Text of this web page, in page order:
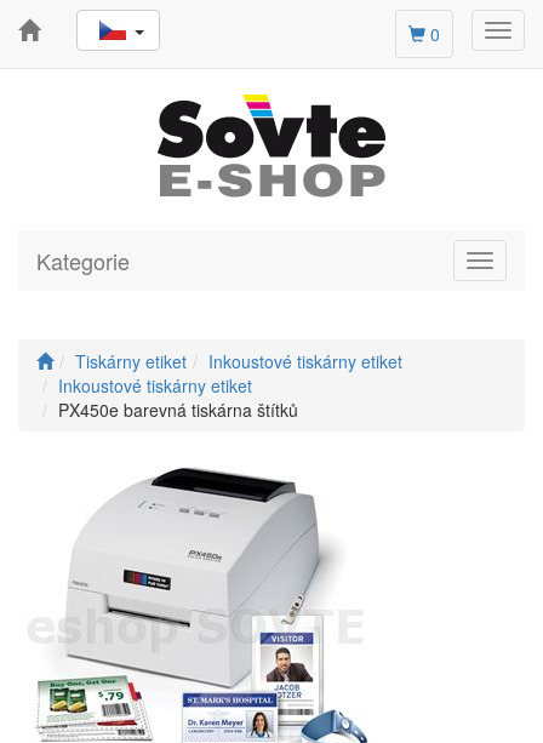
0
Toggle
Kategorie
Tiskárny etiket
Inkoustové tiskárny etiket
Inkoustové tiskárny etiket
PX450e barevná tiskárna štítků